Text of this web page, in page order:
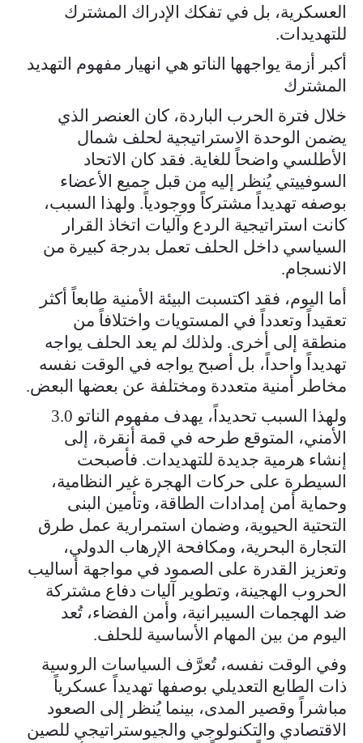
العسكرية، بل في تفكك الإدراك المشترك
للتهديدات.
أكبر أزمة يواجهها الناتو هي انهيار مفهوم التهديد
المشترك
خلال فترة الحرب الباردة، كان العنصر الذي
يضمن الوحدة الاستراتيجية لحلف شمال
الأطلسي واضحاً للغاية. فقد كان الاتحاد
السوفييتي يُنظر إليه من قبل جميع الأعضاء
بوصفه تهديداً مشتركاً ووجودياً. ولهذا السبب،
كانت استراتيجية الردع وآليات اتخاذ القرار
السياسي داخل الحلف تعمل بدرجة كبيرة من
الانسجام.
أما اليوم، فقد اكتسبت البيئة الأمنية طابعاً أكثر
تعقيداً وتعدداً في المستويات واختلافاً من
منطقة إلى أخرى. ولذلك لم يعد الحلف يواجه
تهديداً واحداً، بل أصبح يواجه في الوقت نفسه
مخاطر أمنية متعددة ومختلفة عن بعضها البعض.
ولهذا السبب تحديداً، يهدف مفهوم الناتو 3.0
الأمني، المتوقع طرحه في قمة أنقرة، إلى
إنشاء هرمية جديدة للتهديدات. فأصبحت
السيطرة على حركات الهجرة غير النظامية،
وحماية أمن إمدادات الطاقة، وتأمين البنى
التحتية الحيوية، وضمان استمرارية عمل طرق
التجارة البحرية، ومكافحة الإرهاب الدولي،
وتعزيز القدرة على الصمود في مواجهة أساليب
الحروب الهجينة، وتطوير آليات دفاع مشتركة
ضد الهجمات السيبرانية، وأمن الفضاء، تُعد
اليوم من بين المهام الأساسية للحلف.
وفي الوقت نفسه، تُعرَّف السياسات الروسية
ذات الطابع التعديلي بوصفها تهديداً عسكرياً
مباشراً وقصير المدى، بينما يُنظر إلى الصعود
الاقتصادي والتكنولوجي والجيوستراتيجي للصين